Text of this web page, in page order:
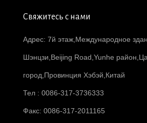
Свяжитесь с нами
Адрес: 7й этаж,Международное
Шэнцзи,Beijing Road,Yunhe
город,Провинция Хэбэй,Китай
Тел : 0086-317-3736333
Факс: 0086-317-2011165